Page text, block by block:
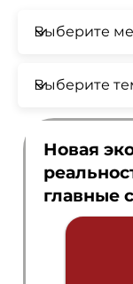
Новая
главные